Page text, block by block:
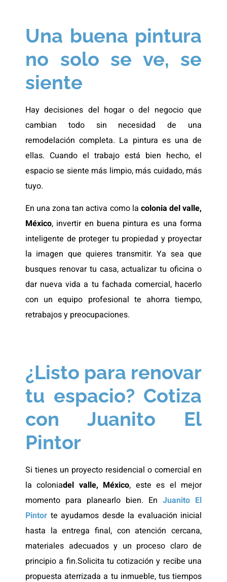
Una buena pintura
no solo se ve, se
siente
Hay decisiones del hogar o del negocio que
cambian todo sin necesidad de una
remodelación completa. La pintura es una de
ellas. Cuando el trabajo está bien hecho, el
espacio se siente más limpio, más cuidado, más
tuyo.
En una zona tan activa como la colonia del valle,
México, invertir en buena pintura es una forma
inteligente de proteger tu propiedad y proyectar
la imagen que quieres transmitir. Ya sea que
busques renovar tu casa, actualizar tu oficina o
dar nueva vida a tu fachada comercial, hacerlo
con un equipo profesional te ahorra tiempo,
retrabajos y preocupaciones.
¿Listo para renovar
tu espacio? Cotiza
con Juanito El
Pintor
Si tienes un proyecto residencial o comercial en
la coloniadel valle, México, este es el mejor
momento para planearlo bien. En Juanito El
Pintor te ayudamos desde la evaluación inicial
hasta la entrega final, con atención cercana,
materiales adecuados y un proceso claro de
principio a fin.Solicita tu cotización y recibe una
propuesta aterrizada a tu inmueble, tus tiempos